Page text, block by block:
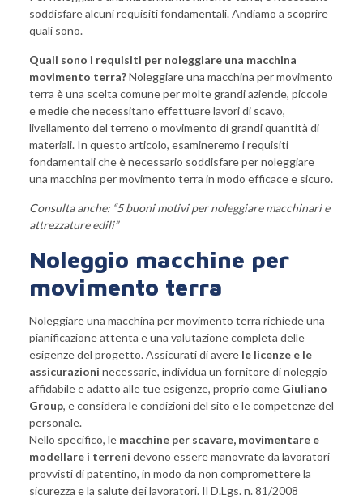
soddisfare alcuni requisiti fondamentali. Andiamo a scoprire
quali sono.
Quali sono i requisiti per noleggiare una macchina
movimento terra?Noleggiare una macchina per movimento
terra è una scelta comune per molte grandi aziende, piccole
e medie che necessitano effettuare lavori di scavo,
livellamento del terreno o movimento di grandi quantità di
materiali. In questo articolo, esamineremo i requisiti
fondamentali che è necessario soddisfare per noleggiare
una macchina per movimento terra in modo efficace e sicuro.
Consulta anche: “5 buoni motivi per noleggiare macchinari e
attrezzature edili”
Noleggio macchine per
movimento terra
Noleggiare una macchina per movimento terra richiede una
pianificazione attenta e una valutazione completa delle
esigenze del progetto. Assicurati di avere le licenze e le
assicurazioni necessarie, individua un fornitore di noleggio
affidabile e adatto alle tue esigenze, proprio come Giuliano
Group, e considera le condizioni del sito e le competenze del
personale.
Nello specifico, le macchine per scavare, movimentare e
modellare i terreni devono essere manovrate da lavoratori
provvisti di patentino, in modo da non compromettere la
sicurezza e la salute dei lavoratori. Il D.Lgs. n. 81/2008